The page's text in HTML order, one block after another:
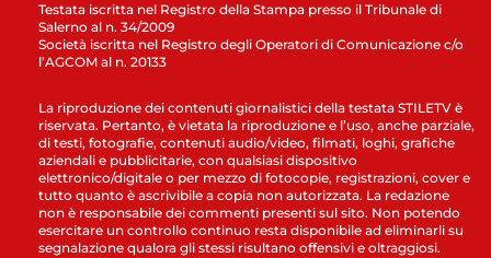
Testata iscritta nel Registro della Stampa presso il Tribunale di
Salerno al n. 34/2009
Società iscritta nel Registro degli Operatori di Comunicazione c/o
l’AGCOM al n. 20133
La riproduzione dei contenuti giornalistici della testata STILETV è
riservata. Pertanto, è vietata la riproduzione e l’uso, anche parziale,
di testi, fotografie, contenuti audio/video, filmati, loghi, grafiche
aziendali e pubblicitarie, con qualsiasi dispositivo
elettronico/digitale o per mezzo di fotocopie, registrazioni, cover e
tutto quanto è ascrivibile a copia non autorizzata. La redazione
non è responsabile dei commenti presenti sul sito. Non potendo
esercitare un controllo continuo resta disponibile ad eliminarli su
segnalazione qualora gli stessi risultano offensivi e oltraggiosi.